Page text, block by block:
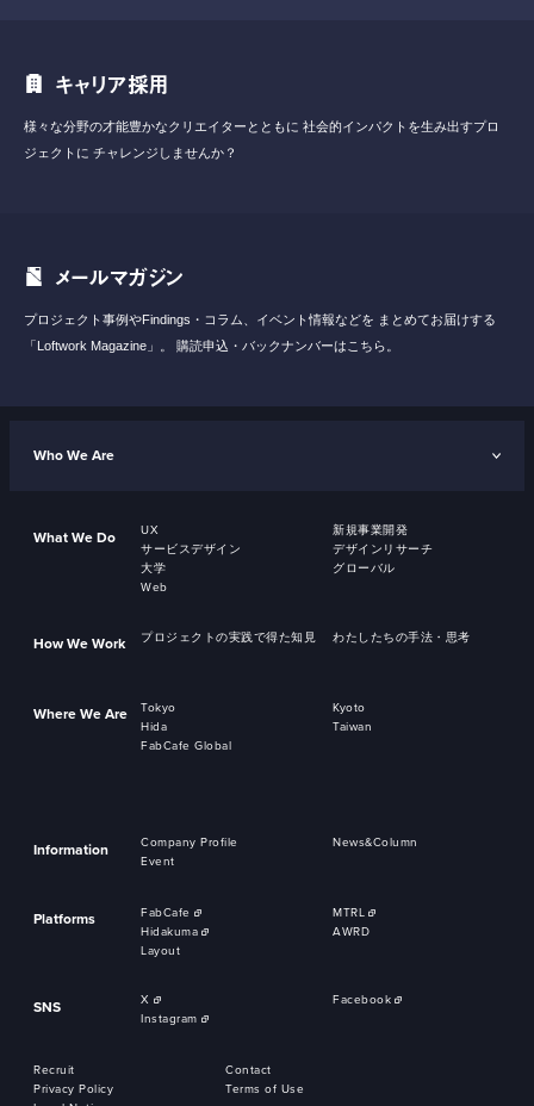
キャリア採用
様々な分野の才能豊かなクリエイターとともに 社会的インパクトを生み出すプロ
ジェクトに チャレンジしませんか？
メールマガジン
プロジェクト事例やFindings・コラム、イベント情報などを まとめてお届けする
「Loftwork Magazine」。
購読申込・バックナンバーはこちら。
Who We Are
What We Do UX
新規事業開発
サービスデザイン
デザインリサーチ
大学
グローバル
Web
How We Work プロジェクトの実践で得た知見 わたしたちの手法・思考
Where We Are Tokyo
Kyoto
Hida
Taiwan
FabCafe Global
Information Company Profile
News&Column
Event
Platforms FabCafe
MTRL
Hidakuma
AWRD
Layout
SNS X
Facebook
Instagram
Recruit
Contact
Privacy Policy
Terms of Use